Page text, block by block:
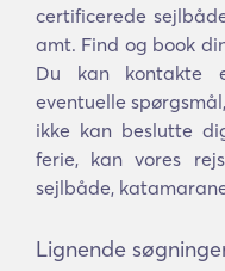
certificerede
amt. Find og book
Du kan kontakte
eventuelle
ikke kan beslutte
ferie, kan vores
sejlbåde,
Lignende